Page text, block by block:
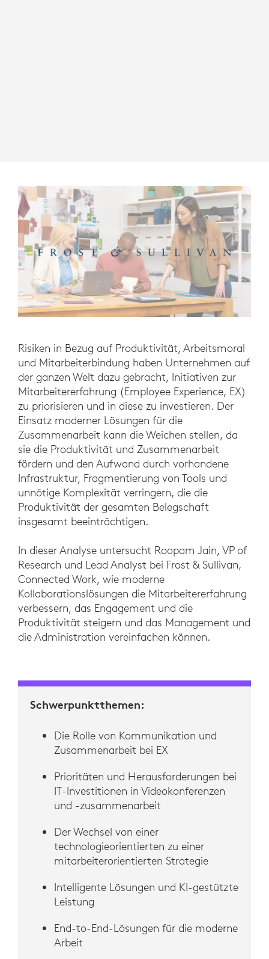
Risiken in Bezug auf Produktivität, Arbeitsmoral
und Mitarbeiterbindung haben Unternehmen auf
der ganzen Welt dazu gebracht, Initiativen zur
Mitarbeitererfahrung (Employee Experience, EX)
zu priorisieren und in diese zu investieren. Der
Einsatz moderner Lösungen für die
Zusammenarbeit kann die Weichen stellen, da
sie die Produktivität und Zusammenarbeit
fördern und den Aufwand durch vorhandene
Infrastruktur, Fragmentierung von Tools und
unnötige Komplexität verringern, die die
Produktivität der gesamten Belegschaft
insgesamt beeinträchtigen.
In dieser Analyse untersucht Roopam Jain, VP of
Research und Lead Analyst bei Frost & Sullivan,
Connected Work, wie moderne
Kollaborationslösungen die Mitarbeitererfahrung
verbessern, das Engagement und die
Produktivität steigern und das Management und
die Administration vereinfachen können.
Schwerpunktthemen:
Die Rolle von Kommunikation und
Zusammenarbeit bei EX
Prioritäten und Herausforderungen bei
IT-Investitionen in Videokonferenzen
und -zusammenarbeit
Der Wechsel von einer
technologieorientierten zu einer
mitarbeiterorientierten Strategie
Intelligente Lösungen und KI-gestützte
Leistung
End-to-End-Lösungen für die moderne
Arbeit